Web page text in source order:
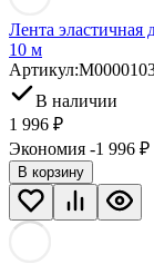
Лента эластичная
10 м
Артикул:
В наличии
1 996 ₽
Экономия -1 996 ₽
В корзину